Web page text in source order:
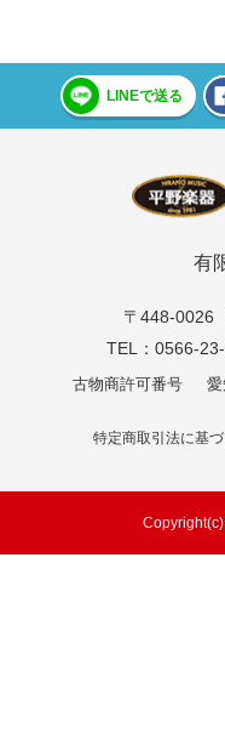
LINEで送る
有
〒448-0026
TEL：0566-
古物商許可番号
特定商取引法に基